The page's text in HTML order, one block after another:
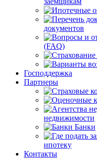
документов
(FAQ)
Господдержка
Партнеры
недвижимости
Банки
ипотеку
Контакты